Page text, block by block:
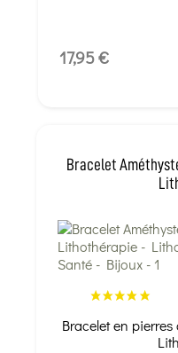
17,95 €
Bracelet
Bracelet en